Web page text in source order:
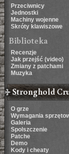
Przeciwnicy
Jednostki
Machiny wojenne
Skróty klawiszowe
Biblioteka
Recenzje
Jak przejść (video)
Zmiany z patchami
Muzyka
Stronghold
O grze
Wymagania
Galeria
Spolszczenie
Patche
Demo
Kody i cheaty